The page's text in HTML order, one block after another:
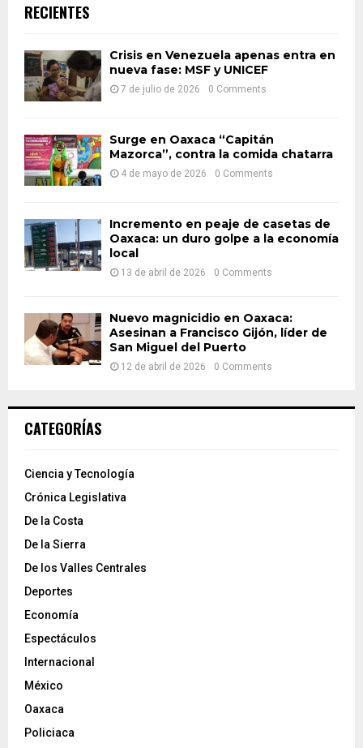
h
o
:
RECIENTES
Crisis en Venezuela apenas entra en
nueva fase: MSF y UNICEF
7 de julio de 2026 0 Comments
Surge en Oaxaca “Capitán
Mazorca”, contra la comida chatarra
4 de mayo de 2026 0 Comments
Incremento en peaje de casetas de
Oaxaca: un duro golpe a la economía
local
13 de abril de 2026 0 Comments
Nuevo magnicidio en Oaxaca:
Asesinan a Francisco Gijón, líder de
San Miguel del Puerto
12 de abril de 2026 0 Comments
CATEGORÍAS
Ciencia y Tecnología
Crónica Legislativa
De la Costa
De la Sierra
De los Valles Centrales
Deportes
Economía
Espectáculos
Internacional
México
Oaxaca
Policiaca